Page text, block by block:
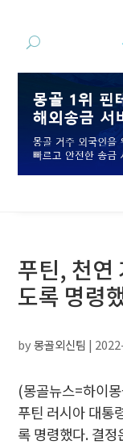
푸틴, 천연
도록 명령
by몽골외신팀 |
(몽골뉴스=하이
푸틴 러시아 대통
록 명령했다. 결정